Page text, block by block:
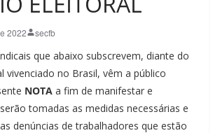
2022 secfb
que abaixo subscrevem, diante do
vivenciado no Brasil, vêm a público
NOTA a fim de manifestar e
tomadas as medidas necessárias e
denúncias de trabalhadores que estão